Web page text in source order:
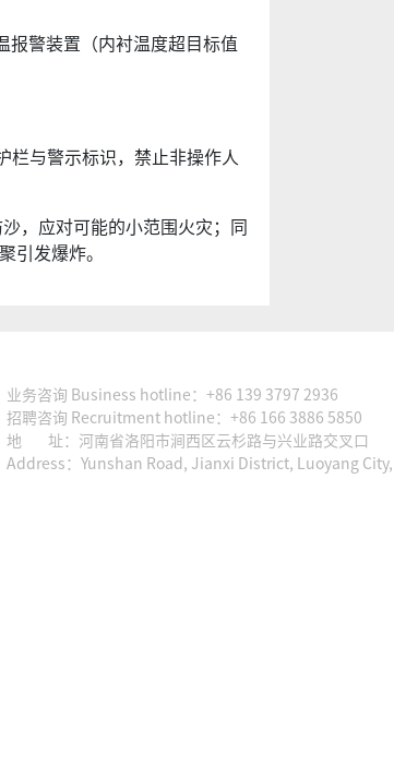
警装置（内衬温度超目标值
与警示标识，禁止非操作人
，应对可能的小范围火灾；同
引发爆炸。
业务咨询 Business hotline：+86 139 3797 2936
招聘咨询 Recruitment hotline：+86 166 3886 5850
地 址：河南省洛阳市涧西区云杉路与兴业路交叉口
Address：Yunshan Road, Jianxi District, Luoyang